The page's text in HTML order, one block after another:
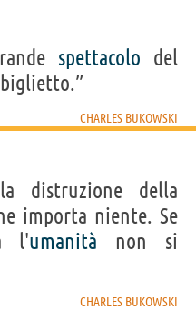
spettacolo del
CHARLES BUKOWSKI
distruzione della
importa niente. Se
l'umanità non si
CHARLES BUKOWSKI